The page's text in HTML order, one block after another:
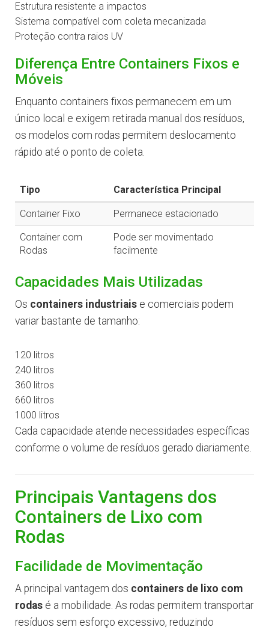
Estrutura resistente a impactos
Sistema compatível com coleta mecanizada
Proteção contra raios UV
Diferença Entre Containers Fixos e
Móveis
Enquanto containers fixos permanecem em um
único local e exigem retirada manual dos resíduos,
os modelos com rodas permitem deslocamento
rápido até o ponto de coleta.
Tipo Característica Principal
Container Fixo Permanece estacionado
Container com
Rodas
Pode ser movimentado
facilmente
Capacidades Mais Utilizadas
Os containers industriais e comerciais podem
variar bastante de tamanho:
120 litros
240 litros
360 litros
660 litros
1000 litros
Cada capacidade atende necessidades específicas
conforme o volume de resíduos gerado diariamente.
Principais Vantagens dos
Containers de Lixo com
Rodas
Facilidade de Movimentação
A principal vantagem dos containers de lixo com
rodas é a mobilidade. As rodas permitem transportar
resíduos sem esforço excessivo, reduzindo